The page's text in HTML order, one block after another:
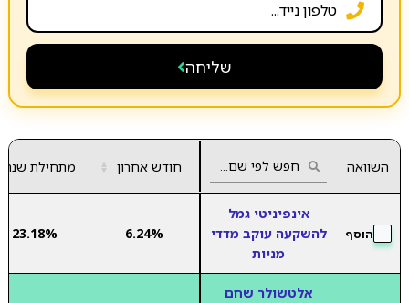
שליחה
השוואה חודש אחרון ▲
▼ מתחילת שנה
הוסף
אינפיניטי גמל
להשקעה עוקב מדדי
מניות
6.24%
23.18%
אלטשולר שחם